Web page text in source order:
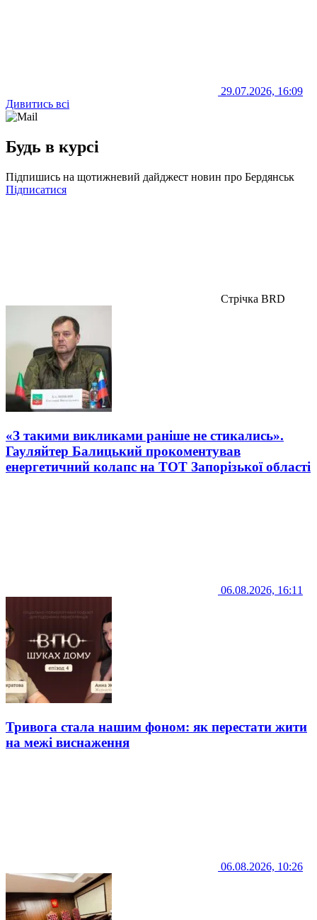
29.07.2026, 16:09
Дивитись всі
Будь в курсі
Підпишись на щотижневий дайджест новин про Бердянськ
Підписатися
Стрічка BRD
«З такими викликами раніше не стикались».
Гауляйтер Балицький прокоментував
енергетичний колапс на ТОТ Запорізької області
06.08.2026, 16:11
Тривога стала нашим фоном: як перестати жити
на межі виснаження
06.08.2026, 10:26